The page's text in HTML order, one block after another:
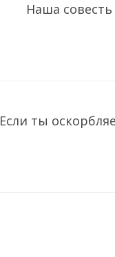
Наша
Если ты